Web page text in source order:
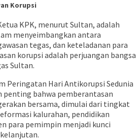
Korupsi
KPK, menurut Sultan, adalah
menyeimbangkan antara
tegas, dan keteladanan para
korupsi adalah perjuangan bangsa
Sultan.
Peringatan Hari Antikorupsi Sedunia
penting bahwa pemberantasan
bersama, dimulai dari tingkat
kalurahan, pendidikan
para pemimpin menjadi kunci